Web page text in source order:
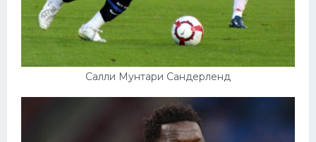
Салли Мунтари Сандерленд